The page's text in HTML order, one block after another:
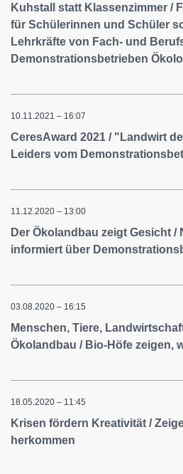
Kuhstall statt Klassenzimmer /
für Schülerinnen und Schüler
Lehrkräfte von Fach- und
Demonstrationsbetrieben
10.11.2021 – 16:07
CeresAward 2021 / "Landwirt
Leiders vom
11.12.2020 – 13:00
Der Ökolandbau zeigt Gesicht /
informiert über
03.08.2020 – 16:15
Menschen, Tiere,
Ökolandbau / Bio-Höfe zeigen,
18.05.2020 – 11:45
Krisen fördern Kreativität /
herkommen